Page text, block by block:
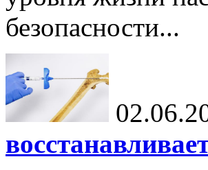
безопасности...